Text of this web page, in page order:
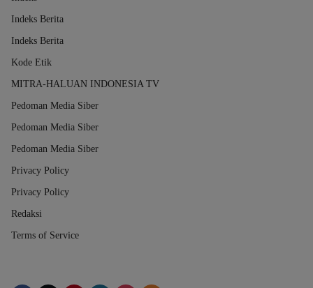
Indeks Berita
Indeks Berita
Kode Etik
MITRA-HALUAN INDONESIA TV
Pedoman Media Siber
Pedoman Media Siber
Pedoman Media Siber
Privacy Policy
Privacy Policy
Redaksi
Terms of Service